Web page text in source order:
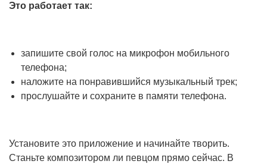
Это работает так:
запишите свой голос на микрофон мобильного
телефона;
наложите на понравившийся музыкальный трек;
прослушайте и сохраните в памяти телефона.
Установите это приложение и начинайте творить.
Станьте композитором ли певцом прямо сейчас. В